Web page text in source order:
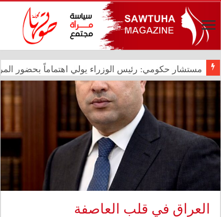
مستشار حكومي: رئيس الوزراء يولي اهتماماً بحضور
شيرين عبد الوهاب تتصدر الترند العالمي بحفلها في
العراق في قلب العاصفة